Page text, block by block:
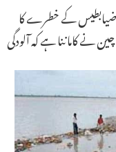
تک رہنا ضیابطیس کے خطرے کا
نے کاماننا ہے کہ آلودگی